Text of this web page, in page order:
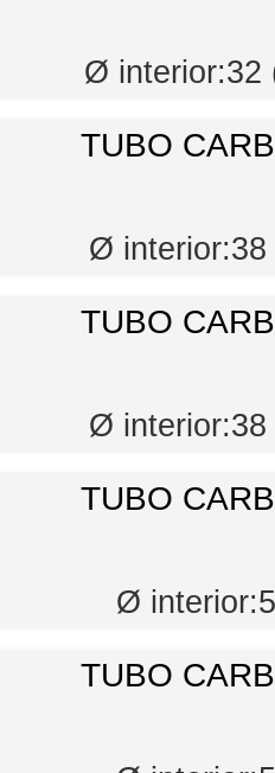
Ø interior:32
TUBO
Ø interior:38
TUBO
Ø interior:38
TUBO
Ø
TUBO